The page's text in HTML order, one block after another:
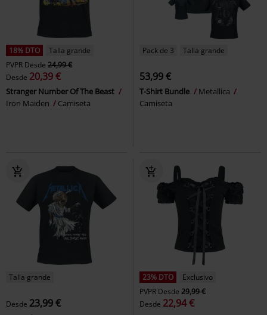
18% DTO
Talla grande
PVPR Desde 24,99 €
Desde 20,39 €
Stranger Number Of The Beast
Iron Maiden
Camiseta
Pack de 3 Talla grande
53,99 €
T-Shirt Bundle
Metallica
Camiseta
Talla grande
Desde 23,99 €
23% DTO
Exclusivo
PVPR Desde 29,99 €
Desde 22,94 €